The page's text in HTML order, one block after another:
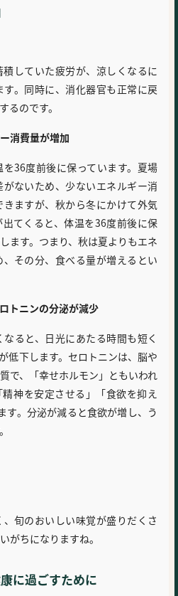
していた疲労が、涼しくなるに
。同時に、消化器官も正常に戻
るのです。
消費量が増加
36度前後に保っています。夏場
ないため、少ないエネルギー消
ますが、秋から冬にかけて外気
てくると、体温を36度前後に保
ます。つまり、秋は夏よりもエネ
その分、食べる量が増えるとい
トニンの分泌が減少
ると、日光にあたる時間も短く
低下します。セロトニンは、脳や
で、「幸せホルモン」ともいわれ
神を安定させる」「食欲を抑え
す。分泌が減ると食欲が増し、う
、旬のおいしい味覚が盛りだくさ
がちになりますね。
に過ごすために